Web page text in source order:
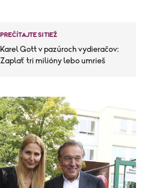
PREČÍTAJTE SI TIEŽ
Karel Gott v pazúroch vydieračov:
Zaplať tri milióny lebo umrieš